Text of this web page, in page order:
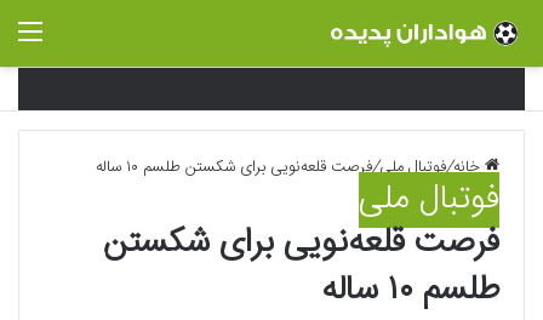
خانه/فوتبال ملی/فرصت قلعه‌نویی برای شکستن طلسم ۱۰ ساله
فوتبال ملی
فرصت قلعه‌نویی برای شکستن
طلسم ۱۰ ساله